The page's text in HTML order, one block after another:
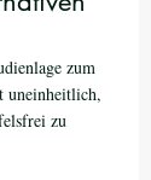
zum
uneinheitlich,
zu